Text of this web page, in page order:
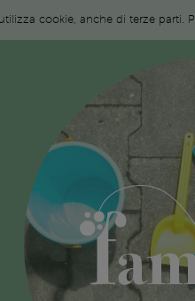
cookie, anche di terze parti.